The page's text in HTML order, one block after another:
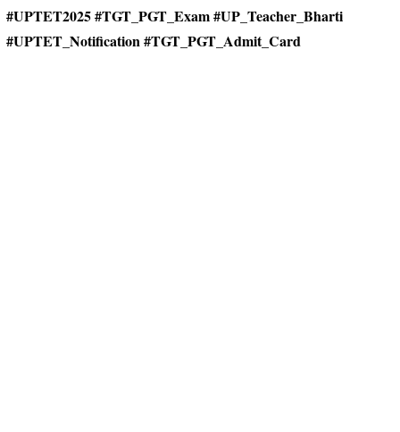
#UPTET2025 #TGT_PGT_Exam #UP_Teacher_Bharti
#UPTET_Notification #TGT_PGT_Admit_Card